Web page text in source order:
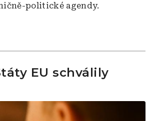
politické agendy.
EU schválily